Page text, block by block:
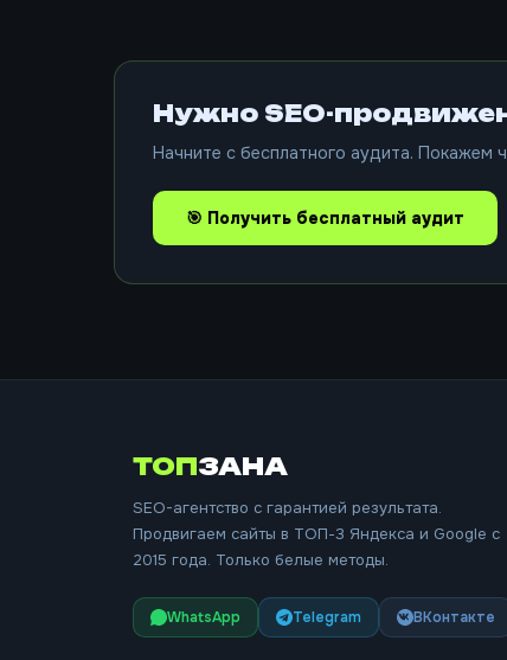
Нужно SEO-
Начните с бесплатного аудита.
🎯 Получить бесплатный аудит
ТОПЗАНА
SEO-агентство с гарантией результата.
Продвигаем сайты в ТОП-3 Яндекса и Google с
2015 года. Только белые методы.
WhatsApp Telegram ВКонтакте